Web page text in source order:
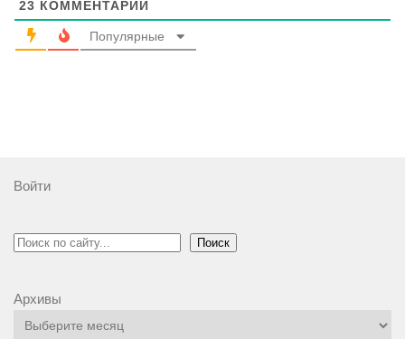
23 КОММЕНТАРИЙ
Популярные
Войти
Поиск Поиск
Архивы